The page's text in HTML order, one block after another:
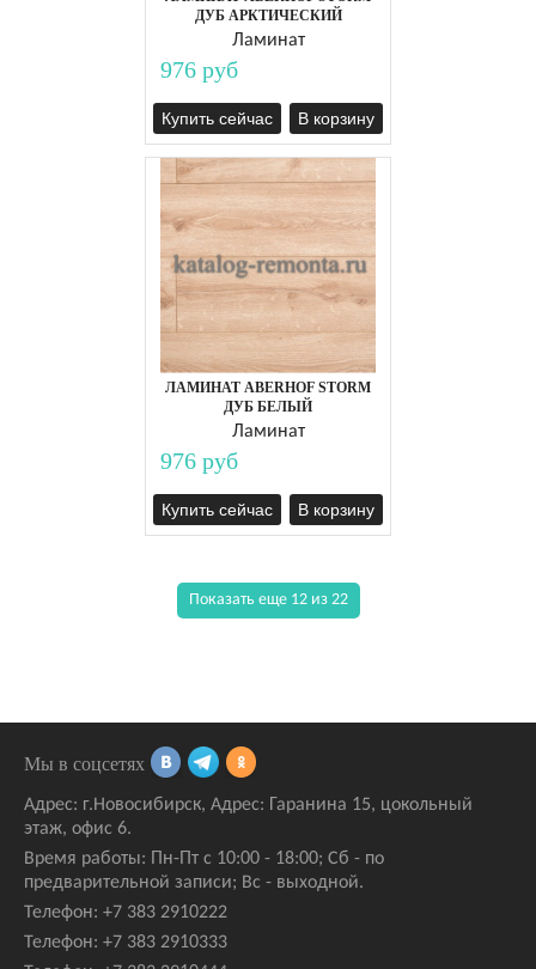
ДУБ АРКТИЧЕСКИЙ
Ламинат
976 руб
Купить сейчас В корзину
ЛАМИНАТ ABERHOF STORM
ДУБ БЕЛЫЙ
Ламинат
976 руб
Купить сейчас В корзину
Показать еще 12 из 22
Адрес: г.Новосибирск, Адрес: Гаранина 15, цокольный
этаж, офис 6.
Время работы: Пн-Пт с 10:00 - 18:00; Сб - по
предварительной записи; Вс - выходной.
Телефон: +7 383 2910222
Телефон: +7 383 2910333
Мы в соцсетях